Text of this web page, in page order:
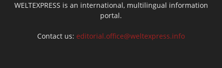
WELTEXPRESS is an international, multilingual information
portal.
Contact us: editorial.office@weltexpress.info